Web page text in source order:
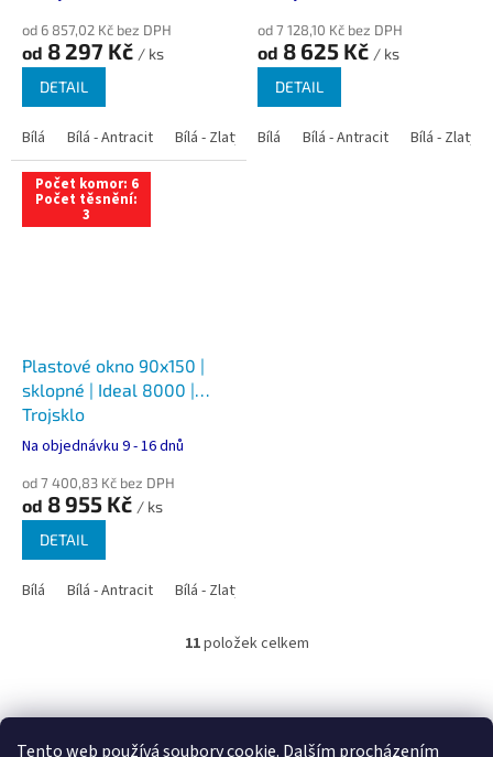
Tento web používá soubory cookie. Dalším procházením
od 6 857,02 Kč bez DPH
od 8 297 Kč / ks
DETAIL
Bílá Bílá - Antracit Bílá - Zlatý dub Bílá - Tmavý dub Bílá -
od 7 128,10 Kč bez DPH
od 8 625 Kč / ks
DETAIL
Bílá Bílá - Antracit Bílá - Zlatý
Počet komor: 6
Počet těsnění:
3
Plastové okno 90x150 |
sklopné | Ideal 8000 |
Trojsklo
Na objednávku 9 - 16 dnů
od 7 400,83 Kč bez DPH
od 8 955 Kč / ks
DETAIL
Bílá Bílá - Antracit Bílá - Zlatý dub
O
á
11položek celkem
á